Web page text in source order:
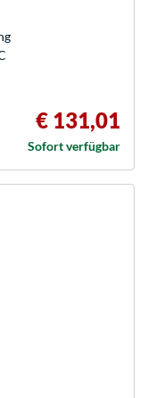
€ 131,01
Sofort verfügbar